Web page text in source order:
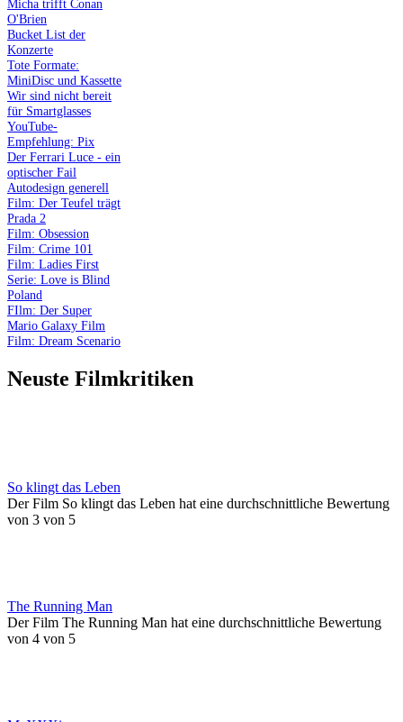
Micha trifft Conan
O'Brien
Bucket List der
Konzerte
Tote Formate:
MiniDisc und Kassette
Wir sind nicht bereit
für Smartglasses
YouTube-
Empfehlung: Pix
Der Ferrari Luce - ein
optischer Fail
Autodesign generell
Film: Der Teufel trägt
Prada 2
Film: Obsession
Film: Crime 101
Film: Ladies First
Serie: Love is Blind
Poland
FIlm: Der Super
Mario Galaxy Film
Film: Dream Scenario
Neuste Filmkritiken
So klingt das Leben
Der Film So klingt das Leben hat eine durchschnittliche Bewertung
von 3 von 5
The Running Man
Der Film The Running Man hat eine durchschnittliche Bewertung
von 4 von 5